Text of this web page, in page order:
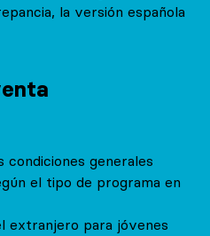
la versión española
condiciones generales
el tipo de programa en
extranjero para jóvenes